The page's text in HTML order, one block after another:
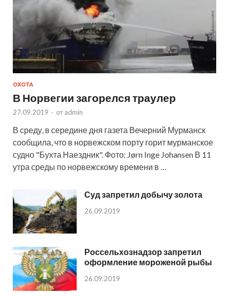
ОХОТА
В Норвегии загорелся траулер
27.09.2019 - от admin
В среду, в середине дня газета Вечерний Мурманск
сообщила, что в норвежском порту горит мурманское
судно "Бухта Наездник". Фото: Jørn Inge Johansen В 11
утра среды по норвежскому времени в …
Суд запретил добычу золота
26.09.2019
Россельхознадзор запретил
оформление мороженой рыбы
26.09.2019